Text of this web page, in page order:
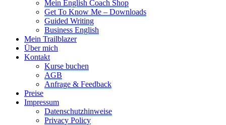
Mein English Coach Shop
Get To Know Me – Downloads
Guided Writing
Business English
Mein Trailblazer
Über mich
Kontakt
Kurse buchen
AGB
Anfrage & Feedback
Preise
Impressum
Datenschutzhinweise
Privacy Policy